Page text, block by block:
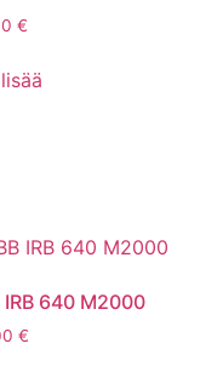
€
IRB 640 M2000
€